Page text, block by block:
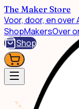
The Maker Store
Voor, door, en
ShopMakersOver
Shop